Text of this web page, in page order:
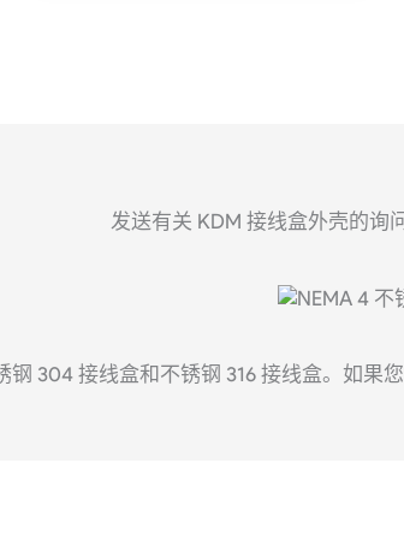
发送有关 KDM 接线盒外壳的询
304 接线盒和不锈钢 316 接线盒。如果